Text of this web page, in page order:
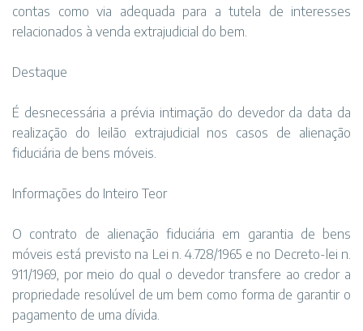
contas como via adequada para a tutela de interesses
relacionados à venda extrajudicial do bem.
Destaque
É desnecessária a prévia intimação do devedor da data da
realização do leilão extrajudicial nos casos de alienação
fiduciária de bens móveis.
Informações do Inteiro Teor
O contrato de alienação fiduciária em garantia de bens
móveis está previsto na Lei n. 4.728/1965 e no Decreto-lei n.
911/1969, por meio do qual o devedor transfere ao credor a
propriedade resolúvel de um bem como forma de garantir o
pagamento de uma dívida.